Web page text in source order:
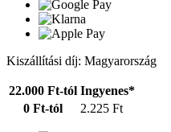
Kiszállítási díj: Magyarország
22.000 Ft-tól Ingyenes*
0 Ft-tól
2.225 Ft